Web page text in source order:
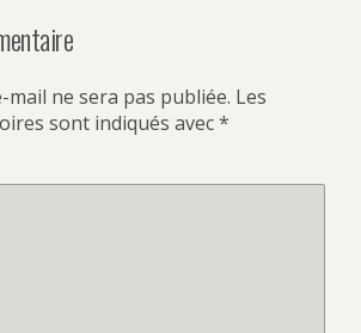
mail ne sera pas publiée. Les
sont indiqués avec*